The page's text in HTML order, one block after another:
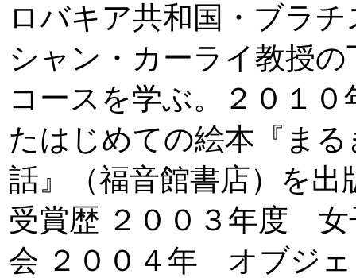
ロバキア共和国・ブラ
シャン・カーライ教授
コースを学ぶ。２０１
たはじめての絵本『ま
話』（福音館書店）を
受賞歴 ２００３年度 女
会 ２００４年 オブジ